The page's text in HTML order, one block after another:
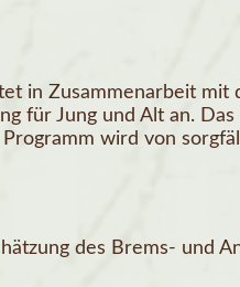
in Zusammenarbeit mit
für Jung und Alt an.
wird von
des Brems- und